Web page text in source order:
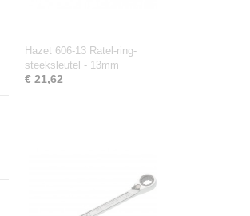
Hazet 606-13 Ratel-ring-
steeksleutel - 13mm
€ 21,62